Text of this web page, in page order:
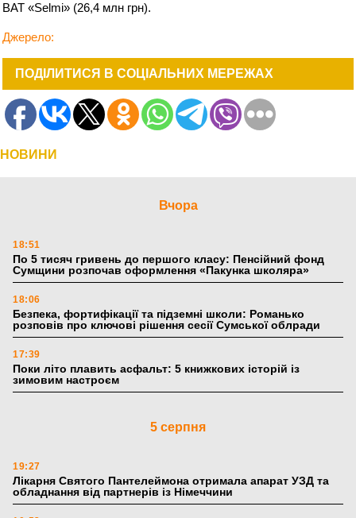
ВАТ «Selmi» (26,4 млн грн).
Джерело:
ПОДІЛИТИСЯ В СОЦІАЛЬНИХ МЕРЕЖАХ
НОВИНИ
Вчора
18:51
По 5 тисяч гривень до першого класу: Пенсійний фонд
Сумщини розпочав оформлення «Пакунка школяра»
18:06
Безпека, фортифікації та підземні школи: Романько
розповів про ключові рішення сесії Сумської облради
17:39
Поки літо плавить асфальт: 5 книжкових історій із
зимовим настроєм
5 серпня
19:27
Лікарня Святого Пантелеймона отримала апарат УЗД та
обладнання від партнерів із Німеччини